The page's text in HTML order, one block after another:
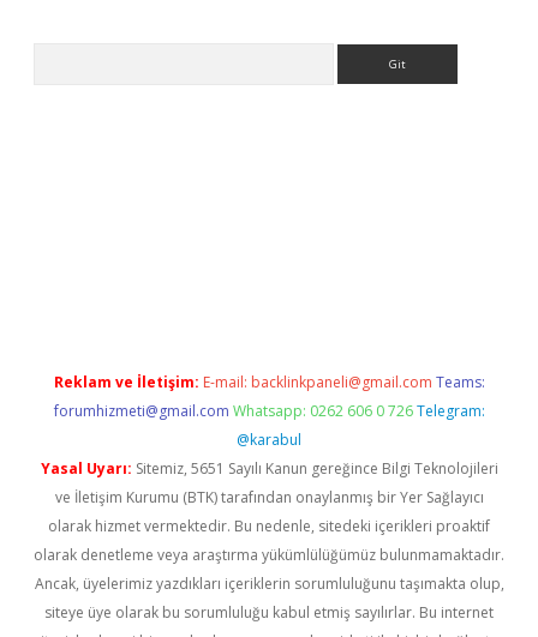
Reklam ve İletişim: E-mail: backlinkpaneli@gmail.com Teams:
forumhizmeti@gmail.com Whatsapp: 0262 606 0 726 Telegram:
@karabul
Yasal Uyarı: Sitemiz, 5651 Sayılı Kanun gereğince Bilgi Teknolojileri
ve İletişim Kurumu (BTK) tarafından onaylanmış bir Yer Sağlayıcı
olarak hizmet vermektedir. Bu nedenle, sitedeki içerikleri proaktif
olarak denetleme veya araştırma yükümlülüğümüz bulunmamaktadır.
Ancak, üyelerimiz yazdıkları içeriklerin sorumluluğunu taşımakta olup,
siteye üye olarak bu sorumluluğu kabul etmiş sayılırlar. Bu internet